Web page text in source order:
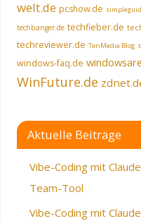
welt.de pcshow.de
techbanger.de techfieber.de
techreviewer.de TenMedia Blog
windows-faq.de
WinFuture.de
Aktuelle Beiträge
Vibe-Coding mit
Team-Tool
Vibe-Coding mit